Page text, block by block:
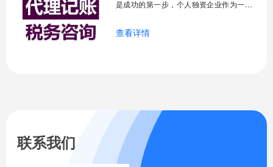
是成功的第一步，个人独资企业作为一种
然人投资，财产为投资人个人所有，投资
查看详情
联系我们